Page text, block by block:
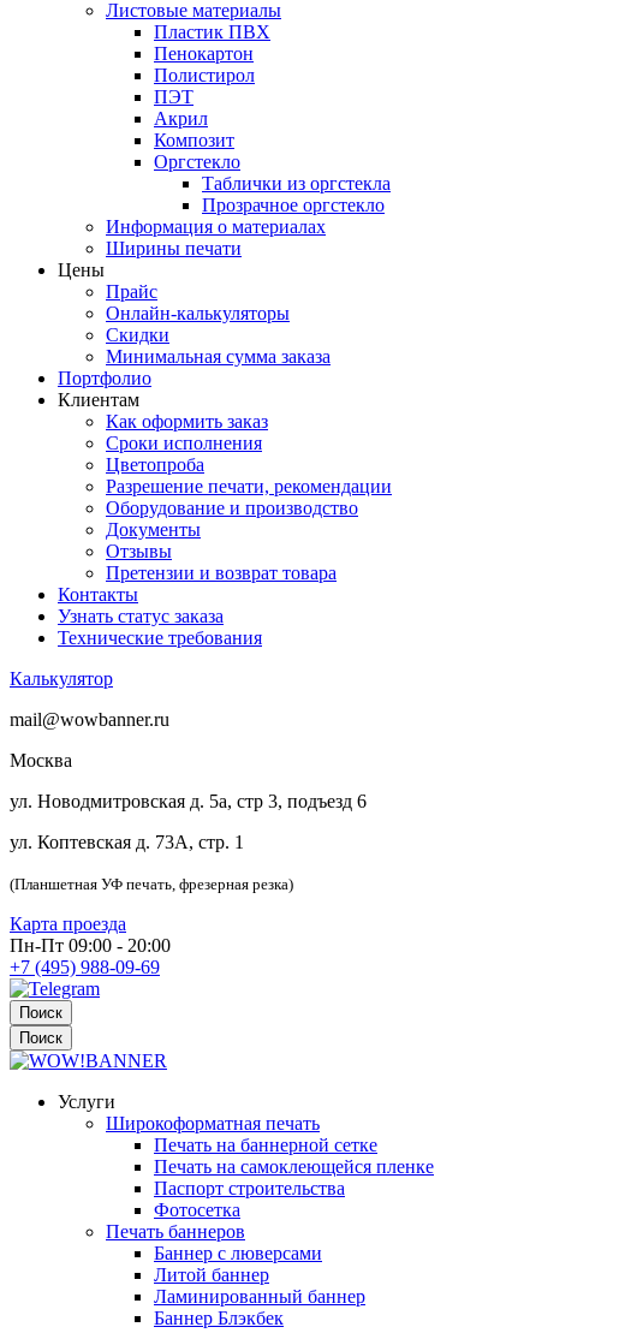
Листовые материалы
Пластик ПВХ
Пенокартон
Полистирол
ПЭТ
Акрил
Композит
Оргстекло
Таблички из оргстекла
Прозрачное оргстекло
Информация о материалах
Ширины печати
Цены
Прайс
Онлайн-калькуляторы
Скидки
Минимальная сумма заказа
Портфолио
Клиентам
Как оформить заказ
Сроки исполнения
Цветопроба
Разрешение печати, рекомендации
Оборудование и производство
Документы
Отзывы
Претензии и возврат товара
Контакты
Узнать статус заказа
Технические требования
Калькулятор
mail@wowbanner.ru
Москва
ул. Новодмитровская д. 5а, стр 3, подъезд 6
ул. Коптевская д. 73А, стр. 1
(Планшетная УФ печать, фрезерная резка)
Карта проезда
Пн-Пт 09:00 - 20:00
+7 (495) 988-09-69
Поиск
Поиск
Услуги
Широкоформатная печать
Печать на баннерной сетке
Печать на самоклеющейся пленке
Паспорт строительства
Фотосетка
Печать баннеров
Баннер с люверсами
Литой баннер
Ламинированный баннер
Баннер Блэкбек